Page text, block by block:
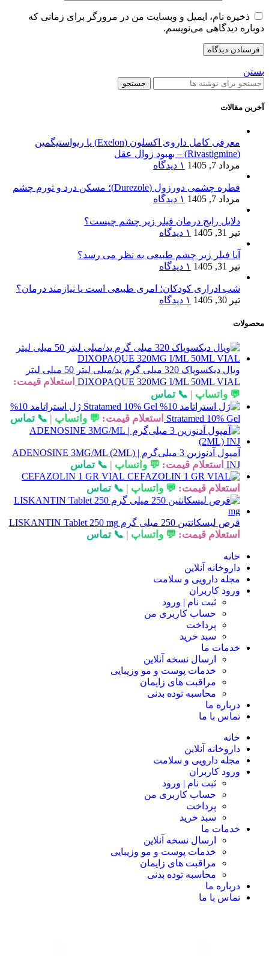
ذخیره نام، ایمیل و وبسایت من در مرورگر برای زمانی که
دوباره دیدگاهی می‌نویسم.
بستن
جستجو
آخرین مقالات
معرفی کامل داروی اکسلون (Exelon) یا ریواستیگمین
(Rivastigmine) – بهبود زوال عقل
مرداد 7, 1405
۱ دیدگاه
قطره چشمی دورزول (Durezole)؛ مسکن درد و تورم چشم
مرداد 7, 1405
۱ دیدگاه
دلایل رایج درمان فیلر زیر چشم چیست؟
تیر 31, 1405
۱ دیدگاه
آیا فیلر زیر چشم طبیعی به نظر می رسد؟
تیر 31, 1405
۱ دیدگاه
شب ادراری کودکان؛ امری طبیعی است یا نیازمند درمان؟
تیر 30, 1405
۱ دیدگاه
محصولات
ویال دیکسوپاک 320 میلی گرم ید/میلی لیتر 50 میلی لیتر
DIXOPAQUE 320MG I/ML 50ML VIAL استعلام قیمت:
💬 واتساپ
📞 تماس
ژل استراتامد 10%
Stratamed 10% Gel استعلام قیمت: 💬 واتساپ 📞 تماس
آمپول آدنوزین 3 میلی‌گرم | ADENOSINE 3MG/ML (2ML)
INJ استعلام قیمت: 💬 واتساپ 📞 تماس
CEFAZOLIN 1 GR VIAL
استعلام قیمت: 💬 واتساپ 📞 تماس
قرص لیسکانتین 250 میلی گرم LISKANTIN Tablet 250 mg
استعلام قیمت: 💬 واتساپ 📞 تماس
خانه
داروخانه آنلاین
مجله دارویی و سلامت
ورود کاربران
ثبت نام | ورود
حساب کاربری من
پرداخت
سبد خرید
خدمات ما
ارسال نسخه آنلاین
خدمات پوست و مو وزیبایی
مراقبت های زایمان
محاسبه توده بدنی
درباره ما
تماس با ما
خانه
داروخانه آنلاین
مجله دارویی و سلامت
ورود کاربران
ثبت نام | ورود
حساب کاربری من
پرداخت
سبد خرید
خدمات ما
ارسال نسخه آنلاین
خدمات پوست و مو وزیبایی
مراقبت های زایمان
محاسبه توده بدنی
درباره ما
تماس با ما